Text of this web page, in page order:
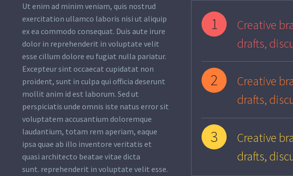
Ut enim ad minim veniam, quis nostrud
exercitation ullamco laboris nisi ut aliquip
ex ea commodo consequat. Duis aute irure
dolor in reprehenderit in voluptate velit
esse cillum dolore eu fugiat nulla pariatur.
Excepteur sint occaecat cupidatat non
proident, sunt in culpa qui officia deserunt
mollit anim id est laborum. Sed ut
perspiciatis unde omnis iste natus error sit
voluptatem accusantium doloremque
laudantium, totam rem aperiam, eaque
ipsa quae ab illo inventore veritatis et
quasi architecto beatae vitae dicta
sunt. reprehenderit in voluptate velit esse.
1
Creative
drafts,
2
Creative
drafts,
3
Creative
drafts,